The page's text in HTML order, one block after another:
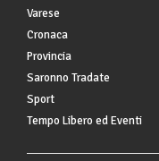
Varese
Cronaca
Provincia
Saronno Tradate
Sport
Tempo Libero ed Eventi